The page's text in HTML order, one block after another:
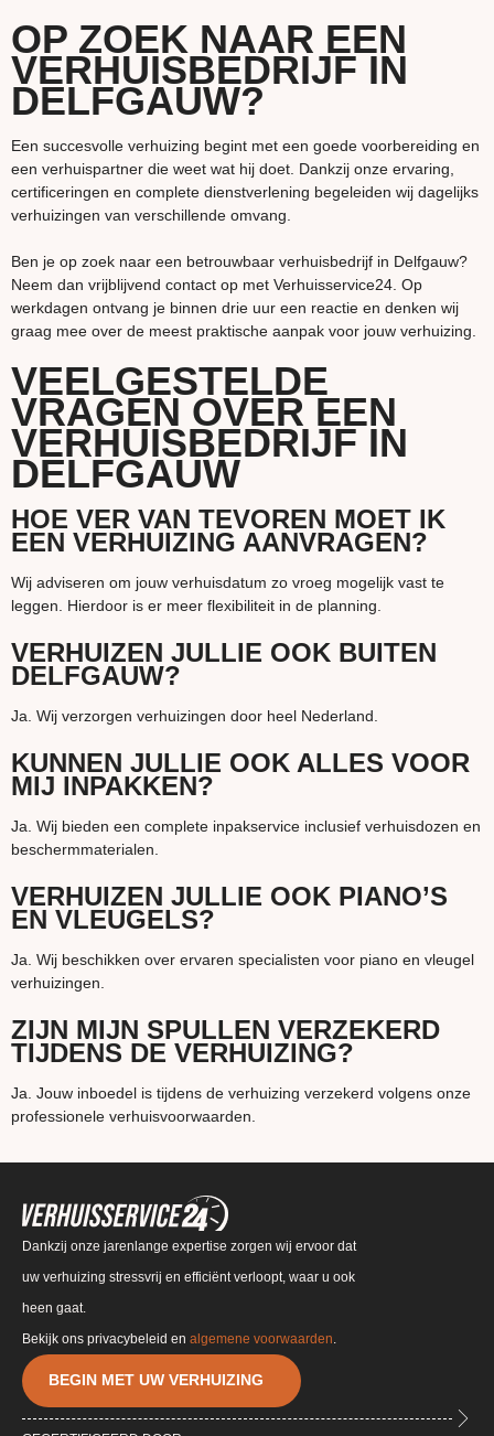
OP ZOEK NAAR EEN
VERHUISBEDRIJF IN
DELFGAUW?
Een succesvolle verhuizing begint met een goede voorbereiding en
een verhuispartner die weet wat hij doet. Dankzij onze ervaring,
certificeringen en complete dienstverlening begeleiden wij dagelijks
verhuizingen van verschillende omvang.
Ben je op zoek naar een betrouwbaar verhuisbedrijf in Delfgauw?
Neem dan vrijblijvend contact op met Verhuisservice24. Op
werkdagen ontvang je binnen drie uur een reactie en denken wij
graag mee over de meest praktische aanpak voor jouw verhuizing.
VEELGESTELDE
VRAGEN OVER EEN
VERHUISBEDRIJF IN
DELFGAUW
HOE VER VAN TEVOREN MOET IK
EEN VERHUIZING AANVRAGEN?
Wij adviseren om jouw verhuisdatum zo vroeg mogelijk vast te
leggen. Hierdoor is er meer flexibiliteit in de planning.
VERHUIZEN JULLIE OOK BUITEN
DELFGAUW?
Ja. Wij verzorgen verhuizingen door heel Nederland.
KUNNEN JULLIE OOK ALLES VOOR
MIJ INPAKKEN?
Ja. Wij bieden een complete inpakservice inclusief verhuisdozen en
beschermmaterialen.
VERHUIZEN JULLIE OOK PIANO’S
EN VLEUGELS?
Ja. Wij beschikken over ervaren specialisten voor piano en vleugel
verhuizingen.
ZIJN MIJN SPULLEN VERZEKERD
TIJDENS DE VERHUIZING?
Ja. Jouw inboedel is tijdens de verhuizing verzekerd volgens onze
professionele verhuisvoorwaarden.
Dankzij onze jarenlange expertise zorgen wij ervoor dat
uw verhuizing stressvrij en efficiënt verloopt, waar u ook
heen gaat.
BEGIN MET UW VERHUIZING
Bekijk ons privacybeleid en algemene voorwaarden.